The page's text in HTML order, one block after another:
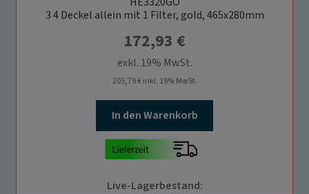
3 4 Deckel allein mit 1 Filter, gold, 465x280mm
172,93 €
exkl. 19% MwSt.
205,79€inkl. 19% MwSt.
In den Warenkorb
Live-Lagerbestand: